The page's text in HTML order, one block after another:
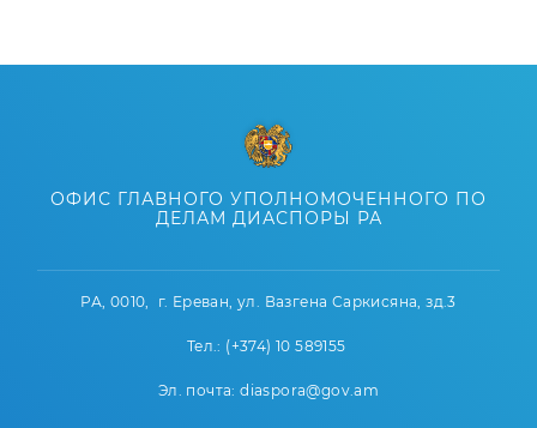
ОФИС ГЛАВНОГО УПОЛНОМОЧЕННОГО ПО
ДЕЛАМ ДИАСПОРЫ РА
РА, 0010, г. Ереван, ул. Вазгена Саркисяна, зд.3
Тел.: (+374) 10 589155
Эл. почта: diaspora@gov.am